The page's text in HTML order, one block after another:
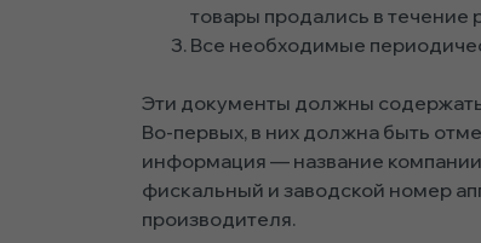
товары продались в течение
Все необходимые
Эти документы должны
Во-первых, в них должна быть
информация — название
фискальный и заводской номер
производителя.